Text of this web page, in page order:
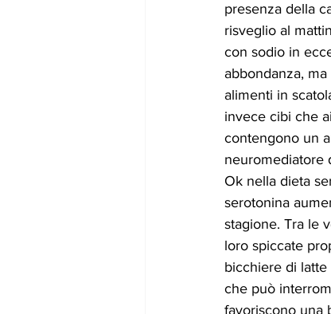
presenza della
risveglio al
con sodio in
abbondanza,
alimenti in
invece cibi che
contengono un
neuromediatore
Ok nella dieta
serotonina
stagione. Tra le
loro spiccate
bicchiere di latte
che può
favoriscono una